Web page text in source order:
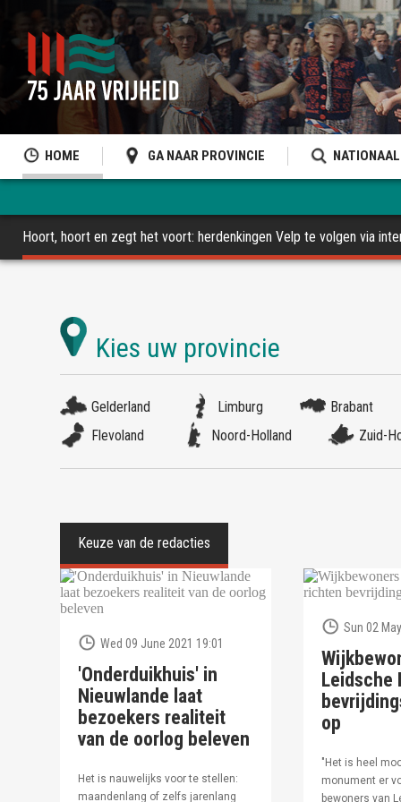
HOME GA NAAR PROVINCIE
Hoort, hoort en zegt het voort: herdenkingen Velp te volgen via
Gelderland Limburg
Brabant
Flevoland
Noord-Holland Zuid-
Wed 09 June 2021 19:01
'Onderduikhuis' in
Nieuwlande laat
bezoekers realiteit
van de oorlog beleven
Het is nauwelijks voor te stellen:
maandenlang of zelfs jarenlang
Sun 02
Leidsche
op
"Het is heel
monument er
bewoners van